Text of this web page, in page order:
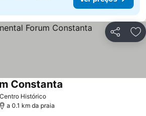
Partilhar
HistóricoVer preços
Constanta
a 0.1 km da praia